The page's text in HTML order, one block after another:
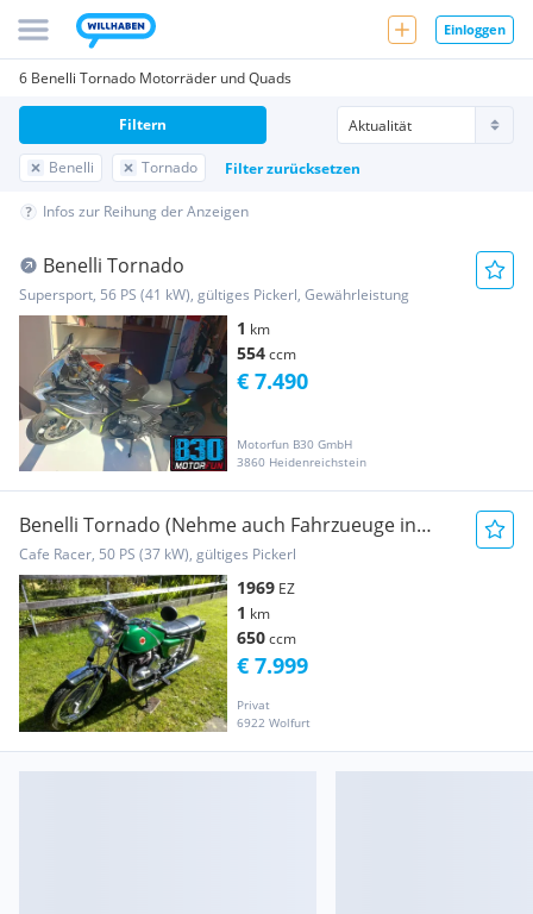
Einloggen
6 Benelli Tornado Motorräder und Quads
Benelli Tornado Filter zurücksetzen
Filtern
Infos zur Reihung der Anzeigen
Benelli Tornado
Supersport, 56 PS (41 kW), gültiges Pickerl, Gewährleistung
1 km
554ccm
Motorfun B30 GmbH
3860 Heidenreichstein
€ 7.490
Benelli Tornado (Nehme auch Fahrzueuge in
Zahlung)
Cafe Racer, 50 PS (37 kW), gültiges Pickerl
1969 EZ
1 km
650ccm
Privat
6922 Wolfurt
€ 7.999